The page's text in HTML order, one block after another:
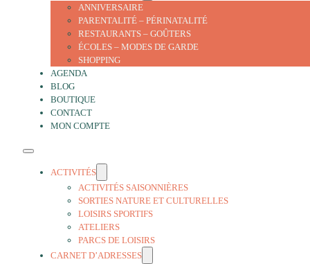
ANNIVERSAIRE
PARENTALITÉ – PÉRINATALITÉ
RESTAURANTS – GOÛTERS
ÉCOLES – MODES DE GARDE
SHOPPING
AGENDA
BLOG
BOUTIQUE
CONTACT
MON COMPTE
ACTIVITÉS
ACTIVITÉS SAISONNIÈRES
SORTIES NATURE ET CULTURELLES
LOISIRS SPORTIFS
ATELIERS
PARCS DE LOISIRS
CARNET D’ADRESSES